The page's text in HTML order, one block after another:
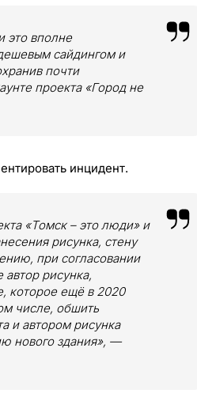
это вполне
сайдингом и
почти
проекта «Город не
инцидент.
«Томск – это люди» и
рисунка, стену
при согласовании
рисунка,
которое ещё в 2020
числе, обшить
и автором рисунка
нового здания», —